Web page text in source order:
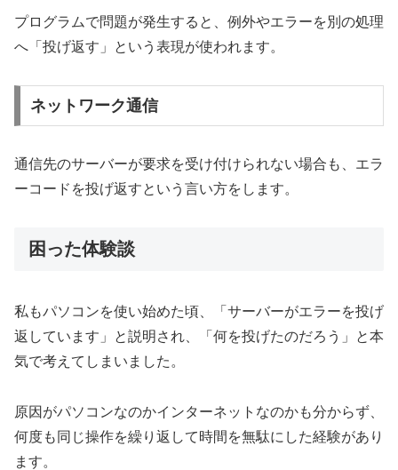
プログラムで問題が発生すると、例外やエラーを別の処理
へ「投げ返す」という表現が使われます。
ネットワーク通信
通信先のサーバーが要求を受け付けられない場合も、エラ
ーコードを投げ返すという言い方をします。
困った体験談
私もパソコンを使い始めた頃、「サーバーがエラーを投げ
返しています」と説明され、「何を投げたのだろう」と本
気で考えてしまいました。
原因がパソコンなのかインターネットなのかも分からず、
何度も同じ操作を繰り返して時間を無駄にした経験があり
ます。